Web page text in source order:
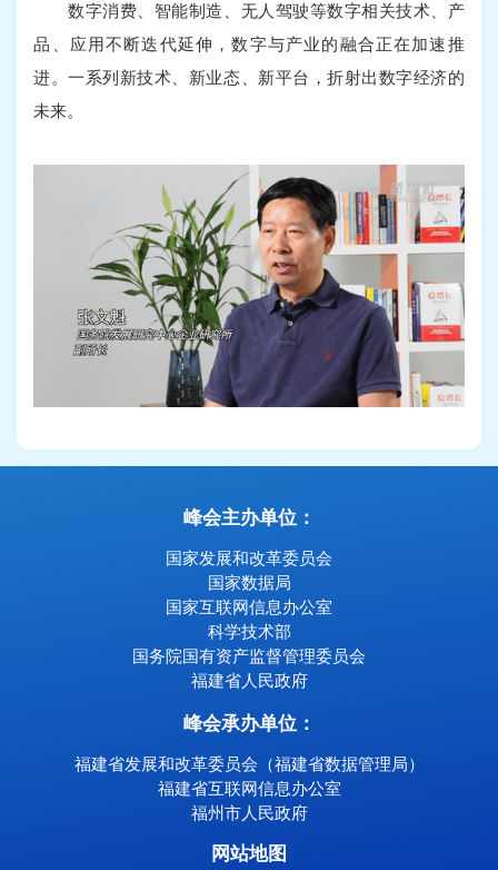
数字消费、智能制造、无人驾驶等数字相关技术、产
品、应用不断迭代延伸，数字与产业的融合正在加速推
进。一系列新技术、新业态、新平台，折射出数字经济的
未来。
峰会主办单位：
国家发展和改革委员会
国家数据局
国家互联网信息办公室
科学技术部
国务院国有资产监督管理委员会
福建省人民政府
峰会承办单位：
福建省发展和改革委员会（福建省数据管理局）
福建省互联网信息办公室
福州市人民政府
网站地图